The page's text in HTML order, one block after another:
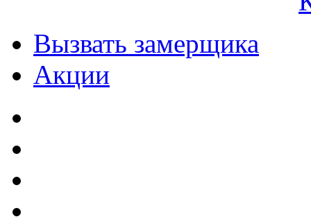
Вызвать замерщика
Акции